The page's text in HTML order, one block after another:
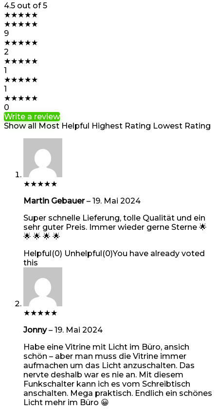
4.5 out of 5
★★★★★
★★★★★
9
★★★★★
2
★★★★★
1
★★★★★
1
★★★★★
0
Write a review
Show all Most Helpful Highest Rating Lowest Rating
★★★★★
Martin Gebauer– 19. Mai 2024
Super schnelle Lieferung, tolle Qualität und ein
sehr guter Preis. Immer wieder gerne Sterne 🌟
🌟 🌟 🌟 🌟
Helpful(0) Unhelpful(0)You have already voted
this
★★★★★
Jonny– 19. Mai 2024
Habe eine Vitrine mit Licht im Büro, ansich
schön – aber man muss die Vitrine immer
aufmachen um das Licht anzuschalten. Das
nervte deshalb war es nie an. Mit diesem
Funkschalter kann ich es vom Schreibtisch
anschalten. Mega praktisch. Endlich ein schönes
Licht mehr im Büro 😀